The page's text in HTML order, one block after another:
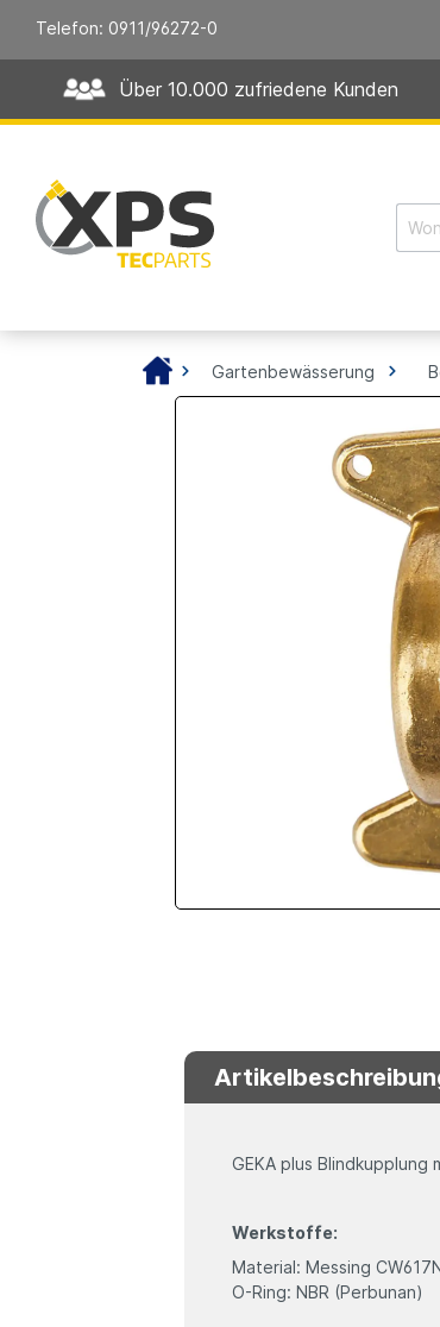
Telefon: 0911/96272-0
Über 10.000 zufriedene Kunden
Gartenbewässerung
GEKA plus
Werkstoffe:
Material: Messing
O-Ring: NBR (Perbunan)